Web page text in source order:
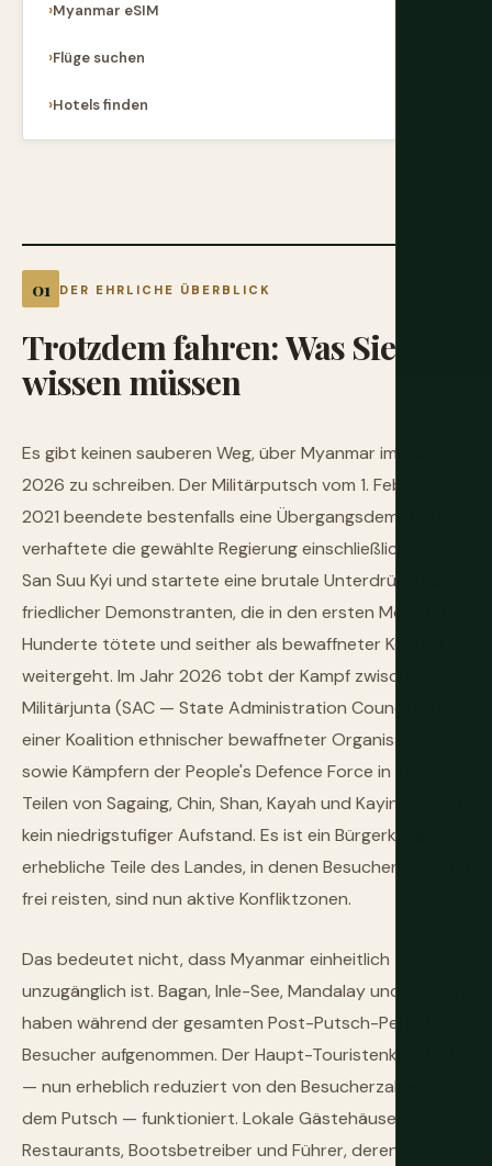
DER EHRLICHE ÜBERBLICK
Trotzdemfahren:Was Sie
wissen müssen
Es gibt keinen sauberen Weg, über Myanmar im Jahr
2026 zu schreiben. Der Militärputsch vom 1. Februar
2021 beendete bestenfalls eine Übergangsdemokratie,
verhaftete die gewählte Regierung einschließlich Aung
San Suu Kyi und startete eine brutale Unterdrückung
friedlicher Demonstranten, die in den ersten Monaten
Hunderte tötete und seither als bewaffneter Konflikt
weitergeht. Im Jahr 2026 tobt der Kampf zwischen der
Militärjunta (SAC — State Administration Council) und
einer Koalition ethnischer bewaffneter Organisationen
sowie Kämpfern der People's Defence Force in großen
Teilen von Sagaing, Chin, Shan, Kayah und Kayin. Dies ist
kein niedrigstufiger Aufstand. Es ist ein Bürgerkrieg, und
erhebliche Teile des Landes, in denen Besucher vor 2021
frei reisten, sind nun aktive Konfliktzonen.
Das bedeutet nicht, dass Myanmar einheitlich
unzugänglich ist. Bagan, Inle-See, Mandalay und Yangon
haben während der gesamten Post-Putsch-Periode
Besucher aufgenommen. Der Haupt-Touristenkreislauf
— nun erheblich reduziert von den Besucherzahlen vor
dem Putsch — funktioniert. Lokale Gästehäuser,
Restaurants, Bootsbetreiber und Führer, deren
Myanmar eSIM
Flüge suchen
Hotels finden